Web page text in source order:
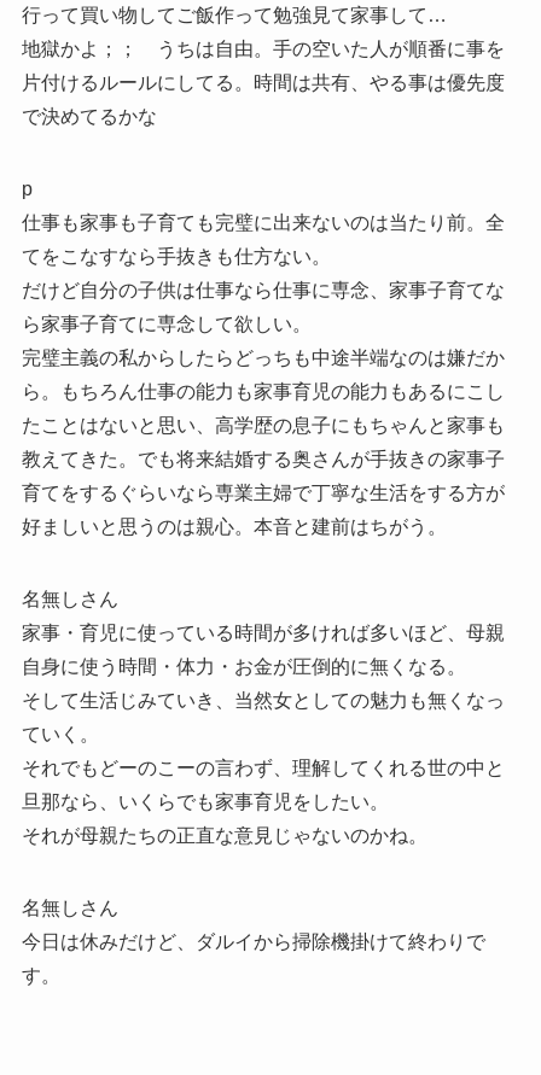
行って買い物してご飯作って勉強見て家事して…
地獄かよ；； うちは自由。手の空いた人が順番に事を
片付けるルールにしてる。時間は共有、やる事は優先度
で決めてるかな
p
仕事も家事も子育ても完璧に出来ないのは当たり前。全
てをこなすなら手抜きも仕方ない。
だけど自分の子供は仕事なら仕事に専念、家事子育てな
ら家事子育てに専念して欲しい。
完璧主義の私からしたらどっちも中途半端なのは嫌だか
ら。もちろん仕事の能力も家事育児の能力もあるにこし
たことはないと思い、高学歴の息子にもちゃんと家事も
教えてきた。でも将来結婚する奥さんが手抜きの家事子
育てをするぐらいなら専業主婦で丁寧な生活をする方が
好ましいと思うのは親心。本音と建前はちがう。
名無しさん
家事・育児に使っている時間が多ければ多いほど、母親
自身に使う時間・体力・お金が圧倒的に無くなる。
そして生活じみていき、当然女としての魅力も無くなっ
ていく。
それでもどーのこーの言わず、理解してくれる世の中と
旦那なら、いくらでも家事育児をしたい。
それが母親たちの正直な意見じゃないのかね。
名無しさん
今日は休みだけど、ダルイから掃除機掛けて終わりで
す。